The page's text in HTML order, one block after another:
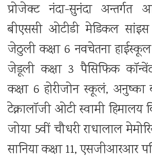
प्रोजेक्ट नंदा-सुनंदा अन्तर्गत
बीएससी ओटीडी मेडिकल सांइस
जेठुली कक्षा 6 नवचेतना
जेडूली कक्षा 3 पैसिफिक
कक्षा 6 होरीजोन स्कूलं,
टेक्नालॉजी ओटी स्वामी हिमालय
जोया 5वीं चौधरी राधालाल
सानिया कक्षा 11, एसजीआरआर